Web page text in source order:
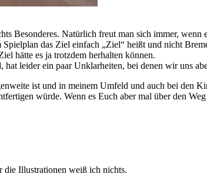
Besonderes. Natürlich freut man sich immer,
das Ziel einfach „Ziel“ heißt und nicht
hätte es ja trotzdem herhalten können.
leider ein paar Unklarheiten, bei denen wir uns
ist und in meinem Umfeld und auch bei den
würde. Wenn es Euch aber mal über den
die Illustrationen weiß ich nichts.